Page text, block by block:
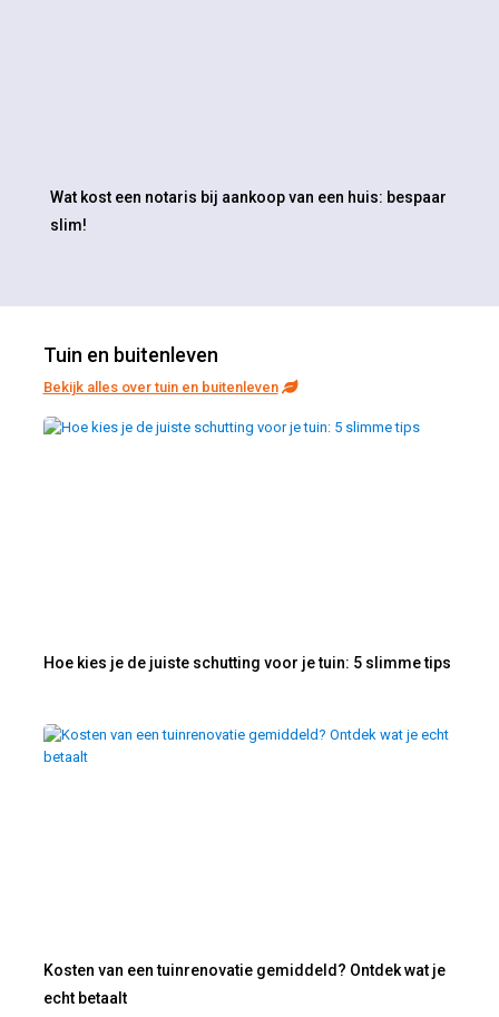
Wat kost een notaris bij aankoop van een huis: bespaar
slim!
Tuin en buitenleven
Bekijk alles over tuin en buitenleven
Hoe kies je de juiste schutting voor je tuin: 5 slimme tips
Kosten van een tuinrenovatie gemiddeld? Ontdek wat je
echt betaalt